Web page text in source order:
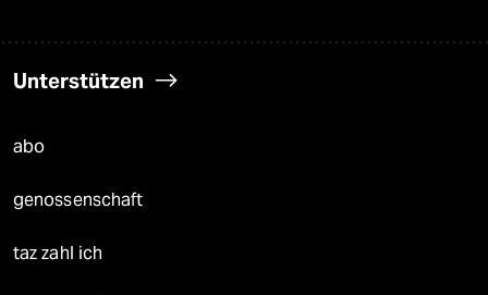
Unterstützen
abo
genossenschaft
taz zahl ich